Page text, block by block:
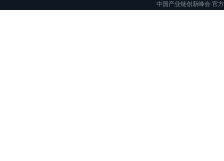
中国产业链创新峰会 官